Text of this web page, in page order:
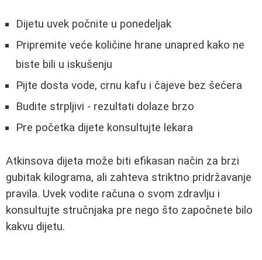
Dijetu uvek počnite u ponedeljak
Pripremite veće količine hrane unapred kako ne
biste bili u iskušenju
Pijte dosta vode, crnu kafu i čajeve bez šećera
Budite strpljivi - rezultati dolaze brzo
Pre početka dijete konsultujte lekara
Atkinsova dijeta može biti efikasan način za brzi
gubitak kilograma, ali zahteva striktno pridržavanje
pravila. Uvek vodite računa o svom zdravlju i
konsultujte stručnjaka pre nego što započnete bilo
kakvu dijetu.